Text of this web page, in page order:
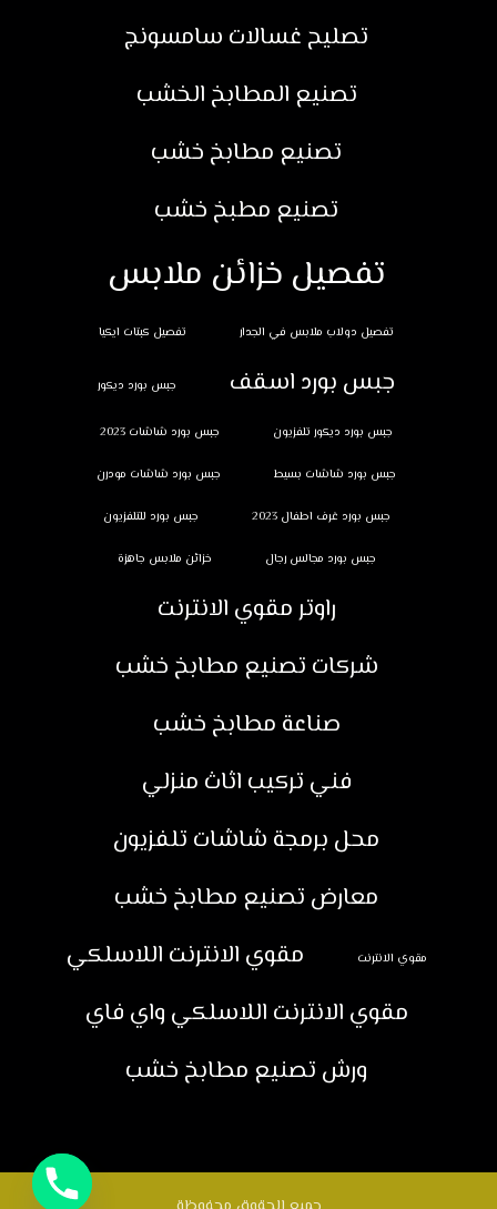
تصليح غسالات سامسونج
تصنيع المطابخ الخشب
تصنيع مطابخ خشب
تصنيع مطبخ خشب
تفصيل خزائن ملابس
تفصيل دولاب ملابس في الجدار تفصيل كبتات ايكيا
جبس بورد اسقف جبس بورد ديكور
جبس بورد ديكور تلفزيون جبس بورد شاشات 2023
جبس بورد شاشات بسيط جبس بورد شاشات مودرن
جبس بورد غرف اطفال 2023 جبس بورد للتلفزيون
جبس بورد مجالس رجال خزائن ملابس جاهزة
راوتر مقوي الانترنت
شركات تصنيع مطابخ خشب
صناعة مطابخ خشب
فني تركيب اثاث منزلي
محل برمجة شاشات تلفزيون
معارض تصنيع مطابخ خشب
مقوي الانترنت
مقوي الانترنت اللاسلكي
مقوي الانترنت اللاسلكي واي فاي
ورش تصنيع مطابخ خشب